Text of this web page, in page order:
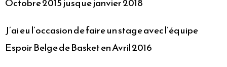
Octobre 2015 jusque janvier 2018
J’ai eu l’occasion de faire un stage avec l’équipe
Espoir Belge de Basket en Avril 2016